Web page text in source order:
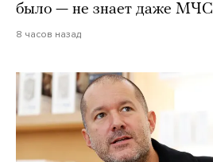
было — не знает даже МЧС
8 часов назад